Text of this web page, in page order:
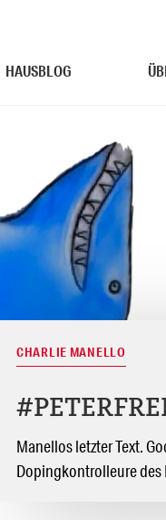
HAUSBLOG
CHARLIE MANELLO
Manellos letzter Text.
Dopingkontrolleure